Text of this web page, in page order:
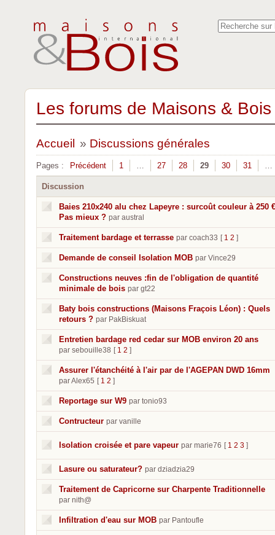
Les forums de Maisons &
Accueil » Discussions générales
Pages : Précédent 1 … 27 28 29 30 31 …
Discussion
Baies 210x240 alu chez Lapeyre : surcoût couleur à 250
Pas mieux ? par austral
Traitement bardage et terrasse par coach33 [ 1 2 ]
Demande de conseil Isolation MOB par Vince29
Constructions neuves :fin de l'obligation de quantité
minimale de bois par gt22
Baty bois constructions (Maisons Fraçois Léon) : Quels
retours ? par PakBiskuat
Entretien bardage red cedar sur MOB environ 20 ans
par sebouille38 [ 1 2 ]
Assurer l'étanchéité à l'air par de l'AGEPAN DWD 16mm
par Alex65 [ 1 2 ]
Reportage sur W9 par tonio93
Contructeur par vanille
Isolation croisée et pare vapeur par marie76 [ 1 2 3 ]
Lasure ou saturateur? par dziadzia29
Traitement de Capricorne sur Charpente Traditionnelle
par nith@
Infiltration d'eau sur MOB par Pantoufle